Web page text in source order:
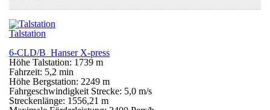
Talstation
6-CLD/B Hanser X-press
Höhe Talstation: 1739 m
Fahrzeit: 5,2 min
Höhe Bergstation: 2249 m
Fahrgeschwindigkeit Strecke: 5,0 m/s
Streckenlänge: 1556,21 m